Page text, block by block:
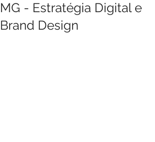
MG - Estratégia Digital e
Brand Design